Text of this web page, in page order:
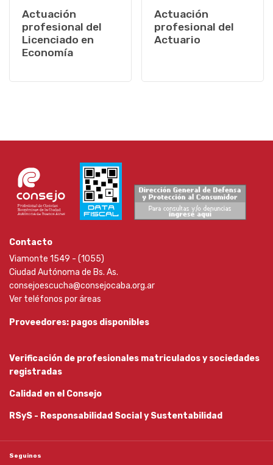
Actuación
profesional del
Licenciado en
Economía
Actuación
profesional del
Actuario
Contacto
Viamonte 1549 - (1055)
Ciudad Autónoma de Bs. As.
consejoescucha@consejocaba.org.ar
Ver teléfonos por áreas
Proveedores: pagos disponibles
Verificación de profesionales matriculados y sociedades
registradas
Calidad en el Consejo
RSyS - Responsabilidad Social y Sustentabilidad
Seguinos